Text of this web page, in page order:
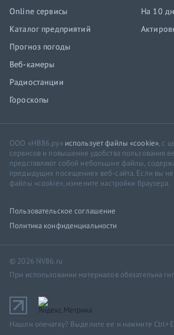
Online сервисы
Каталог предприятий
Прогноз погоды
Веб-камеры
Радиостанции
Гороскопы
На 10
ООО «НВ86.ру» использует файлы «cookie», с
сервисов и повышения удобства пользования
представляют собой небольшие файлы,
предыдущих посещениях веб-сайта. Если вы не
файлы «cookie», измените настройки браузера.
Пользовательское соглашение
Политика конфиденциальности
© 2026 NV86.ru
При использовании материалов обязательна
Нашли опечатку? Выделите ее и нажмите